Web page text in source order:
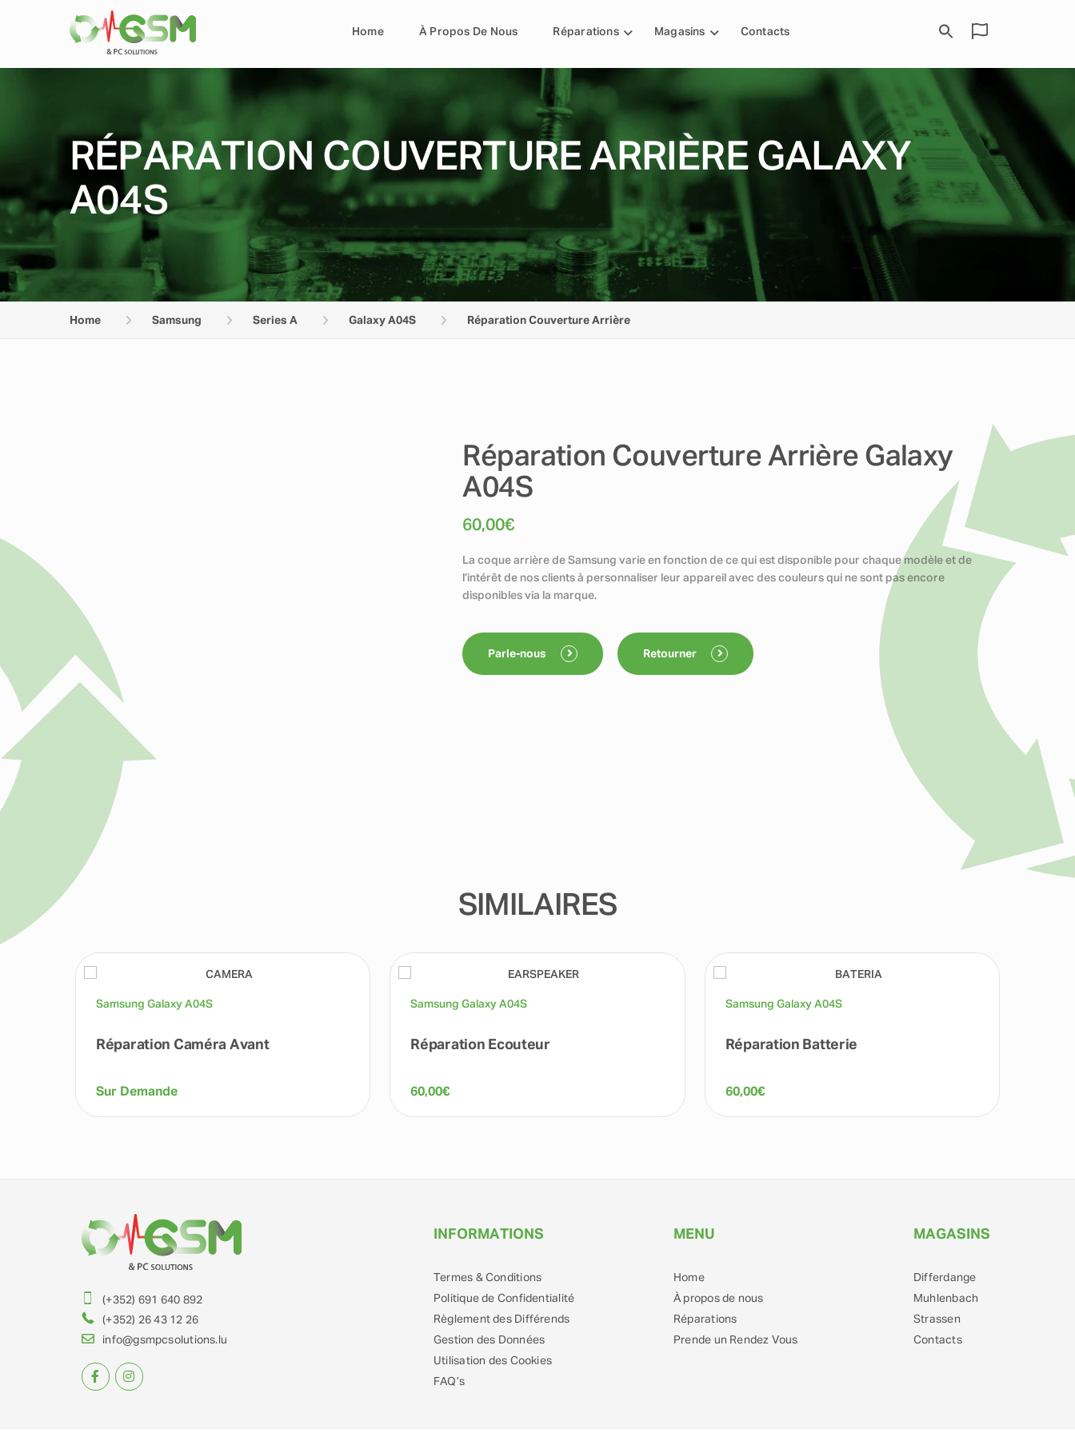
Home À Propos De Nous Réparations Magasins Contacts
RÉPARATION COUVERTURE ARRIÈRE GALAXY
A04S
Home Samsung Series A Galaxy A04S Réparation Couverture Arrière
Réparation Couverture Arrière Galaxy
A04S
60,00€
La coque arrière de Samsung varie en fonction de ce qui est disponible pour chaque modèle et de
l’intérêt de nos clients à personnaliser leur appareil avec des couleurs qui ne sont pas encore
disponibles via la marque.
Parle-nous Retourner
SIMILAIRES
Samsung Galaxy A04S
Réparation Caméra Avant
Sur Demande
Samsung Galaxy A04S
Réparation Ecouteur
60,00€
Samsung Galaxy A04S
Réparation Batterie
60,00€
(+352) 691 640 892
(+352) 26 43 12 26
info@gsmpcsolutions.lu
INFORMATIONS
Termes & Conditions
Politique de Confidentialité
Règlement des Différends
Gestion des Données
Utilisation des Cookies
FAQ’s
MENU
Home
À propos de nous
Réparations
Prende un Rendez Vous
MAGASINS
Differdange
Muhlenbach
Strassen
Contacts